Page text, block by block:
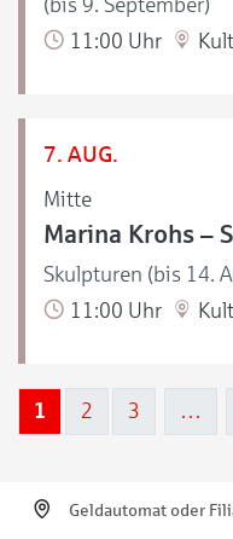
11:00 Uhr
7. AUG.
Mitte
Marina Krohs –
Skulpturen (bis 14.
11:00 Uhr
1 2 3 …
Geldautomat oder